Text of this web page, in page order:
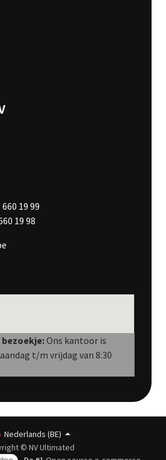
19 99
19 98
bezoekje:Ons kantoor is
t/m vrijdag van 8:30
© NV Ultimated
Nederlands (BE)